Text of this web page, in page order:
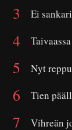
Ei
Nyt
Tien
Vihreän